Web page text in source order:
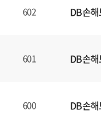
602 DB손
601 DB손
600 DB손